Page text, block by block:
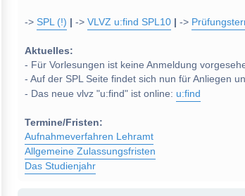
-> SPL (!) -> VLVZ u:find SPL10 ->
Aktuelles:
- Für Vorlesungen ist keine Anmeldung
- Auf der SPL Seite findet sich nun für Anliegen
- Das neue vlvz "u:find" ist online: u:find
Termine/Fristen:
Aufnahmeverfahren Lehramt
Allgemeine Zulassungsfristen
Das Studienjahr